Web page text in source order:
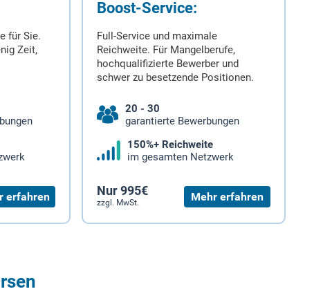
für Sie.
Zeit,
erfahren
Boost-Service:
Full-Service und maximale
Reichweite. Für Mangelberufe,
hochqualifizierte Bewerber und
schwer zu besetzende Positionen.
20 - 30
garantierte Bewerbungen
150%+ Reichweite
im gesamten Netzwerk
Nur 995€
zzgl. MwSt. Mehr erfahren